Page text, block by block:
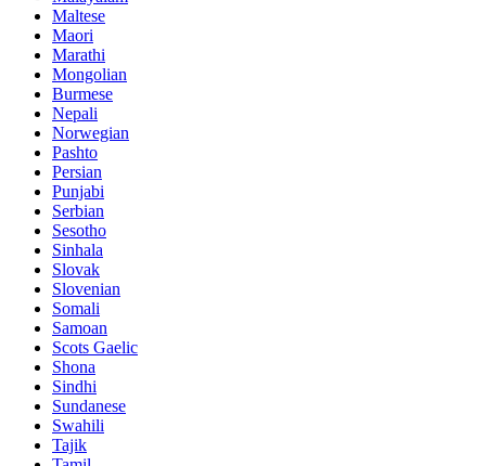
Maltese
Maori
Marathi
Mongolian
Burmese
Nepali
Norwegian
Pashto
Persian
Punjabi
Serbian
Sesotho
Sinhala
Slovak
Slovenian
Somali
Samoan
Scots Gaelic
Shona
Sindhi
Sundanese
Swahili
Tajik